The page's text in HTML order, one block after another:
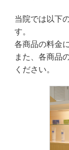
当院では以下
す。
各商品の料金
また、各商品
ください。